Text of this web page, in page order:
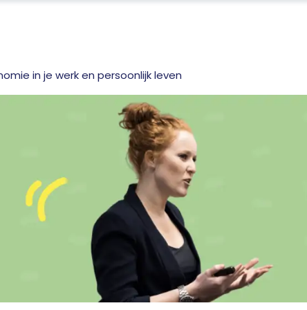
in je werk en persoonlijk leven